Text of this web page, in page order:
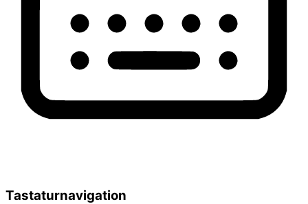
Tastaturnavigation